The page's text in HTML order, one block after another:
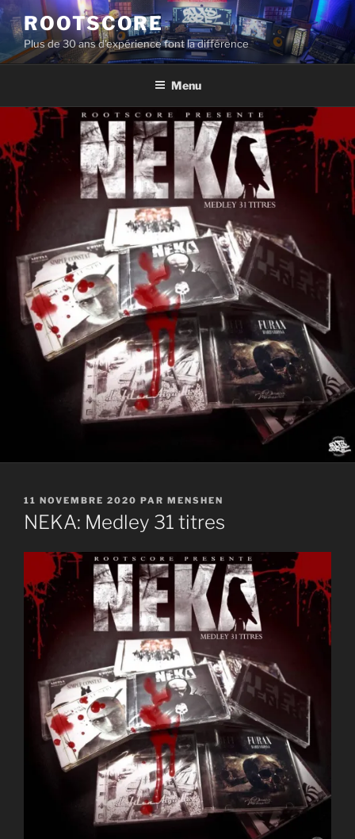
Aller
au
contenu
principal
ROOTSCORE
Plus de 30 ans d'expérience font la différence
Menu
PUBLIÉ
LE
11 NOVEMBRE 2020 PAR MENSHEN
NEKA: Medley 31 titres